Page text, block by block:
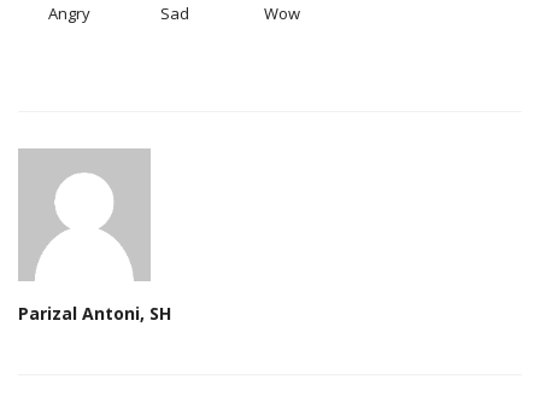
Angry Sad Wow
Parizal Antoni, SH